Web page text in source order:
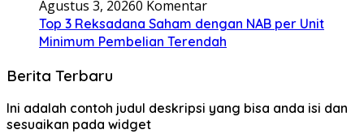
Agustus 3, 20260 Komentar
Top 3 Reksadana Saham dengan NAB per Unit
Minimum Pembelian Terendah
Berita Terbaru
Ini adalah contoh judul deskripsi yang bisa anda isi dan
sesuaikan pada widget